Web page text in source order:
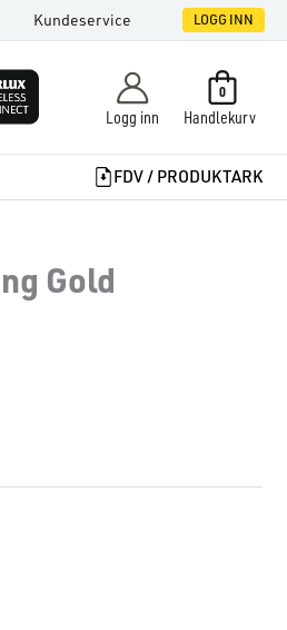
Kundeservice LOGG INN
Logg inn Handlekurv
0
FDV / PRODUKTARK
Gold